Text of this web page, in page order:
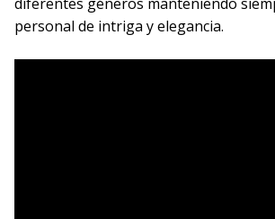
personal de intriga y elegancia.